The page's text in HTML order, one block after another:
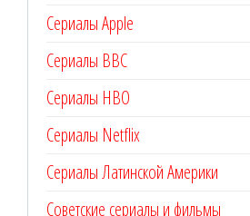
Сериалы Apple
Сериалы BBC
Сериалы HBO
Сериалы Netflix
Сериалы Латинской Америки
Советские сериалы и фильмы